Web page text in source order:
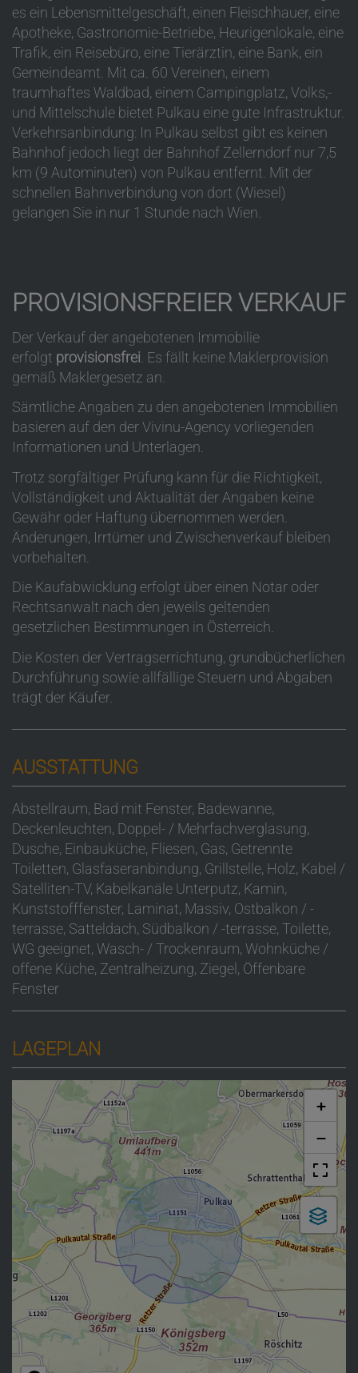
es ein Lebensmittelgeschäft, einen Fleischhauer, eine
Apotheke, Gastronomie-Betriebe, Heurigenlokale, eine
Trafik, ein Reisebüro, eine Tierärztin, eine Bank, ein
Gemeindeamt. Mit ca. 60 Vereinen, einem
traumhaftes Waldbad, einem Campingplatz, Volks,-
und Mittelschule bietet Pulkau eine gute Infrastruktur.
Verkehrsanbindung: In Pulkau selbst gibt es keinen
Bahnhof jedoch liegt der Bahnhof Zellerndorf nur 7,5
km (9 Autominuten) von Pulkau entfernt. Mit der
schnellen Bahnverbindung von dort (Wiesel)
gelangen Sie in nur 1 Stunde nach Wien.
PROVISIONSFREIER VERKAUF
Der Verkauf der angebotenen Immobilie
erfolgt provisionsfrei . Es fällt keine Maklerprovision
gemäß Maklergesetz an.
Sämtliche Angaben zu den angebotenen Immobilien
basieren auf den der Vivinu-Agency vorliegenden
Informationen und Unterlagen.
Trotz sorgfältiger Prüfung kann für die Richtigkeit,
Vollständigkeit und Aktualität der Angaben keine
Gewähr oder Haftung übernommen werden.
Änderungen, Irrtümer und Zwischenverkauf bleiben
vorbehalten.
Die Kaufabwicklung erfolgt über einen Notar oder
Rechtsanwalt nach den jeweils geltenden
gesetzlichen Bestimmungen in Österreich.
Die Kosten der Vertragserrichtung, grundbücherlichen
Durchführung sowie allfällige Steuern und Abgaben
trägt der Käufer.
AUSSTATTUNG
Abstellraum Bad mit Fenster Badewanne
Deckenleuchten Doppel- / Mehrfachverglasung
Dusche Einbauküche Fliesen Gas Getrennte
Toiletten Glasfaseranbindung Grillstelle Holz Kabel /
Satelliten-TV Kabelkanäle Unterputz Kamin
Kunststofffenster Laminat Massiv Ostbalkon / -
terrasse Satteldach Südbalkon / -terrasse Toilette
WG geeignet Wasch- / Trockenraum Wohnküche /
offene Küche Zentralheizung Ziegel Öffenbare
Fenster
LAGEPLAN
+
−